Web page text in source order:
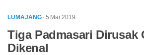
LUMAJANG · 5 Mar 2019
Tiga Padmasari Dirusak
Dikenal